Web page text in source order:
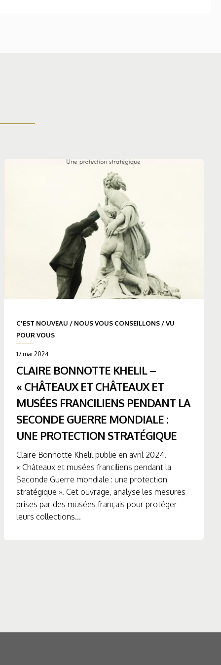
C'EST NOUVEAU / NOUS VOUS CONSEILLONS /VU
POUR VOUS
17 mai 2024
CLAIRE BONNOTTE KHELIL –
« CHÂTEAUX ET CHÂTEAUX ET
MUSÉES FRANCILIENS PENDANT LA
SECONDE GUERRE MONDIALE :
UNE PROTECTION STRATÉGIQUE
Claire Bonnotte Khelil publie en avril 2024,
« Châteaux et musées franciliens pendant la
Seconde Guerre mondiale : une protection
stratégique ». Cet ouvrage, analyse les mesures
prises par des musées français pour protéger
leurs collections...